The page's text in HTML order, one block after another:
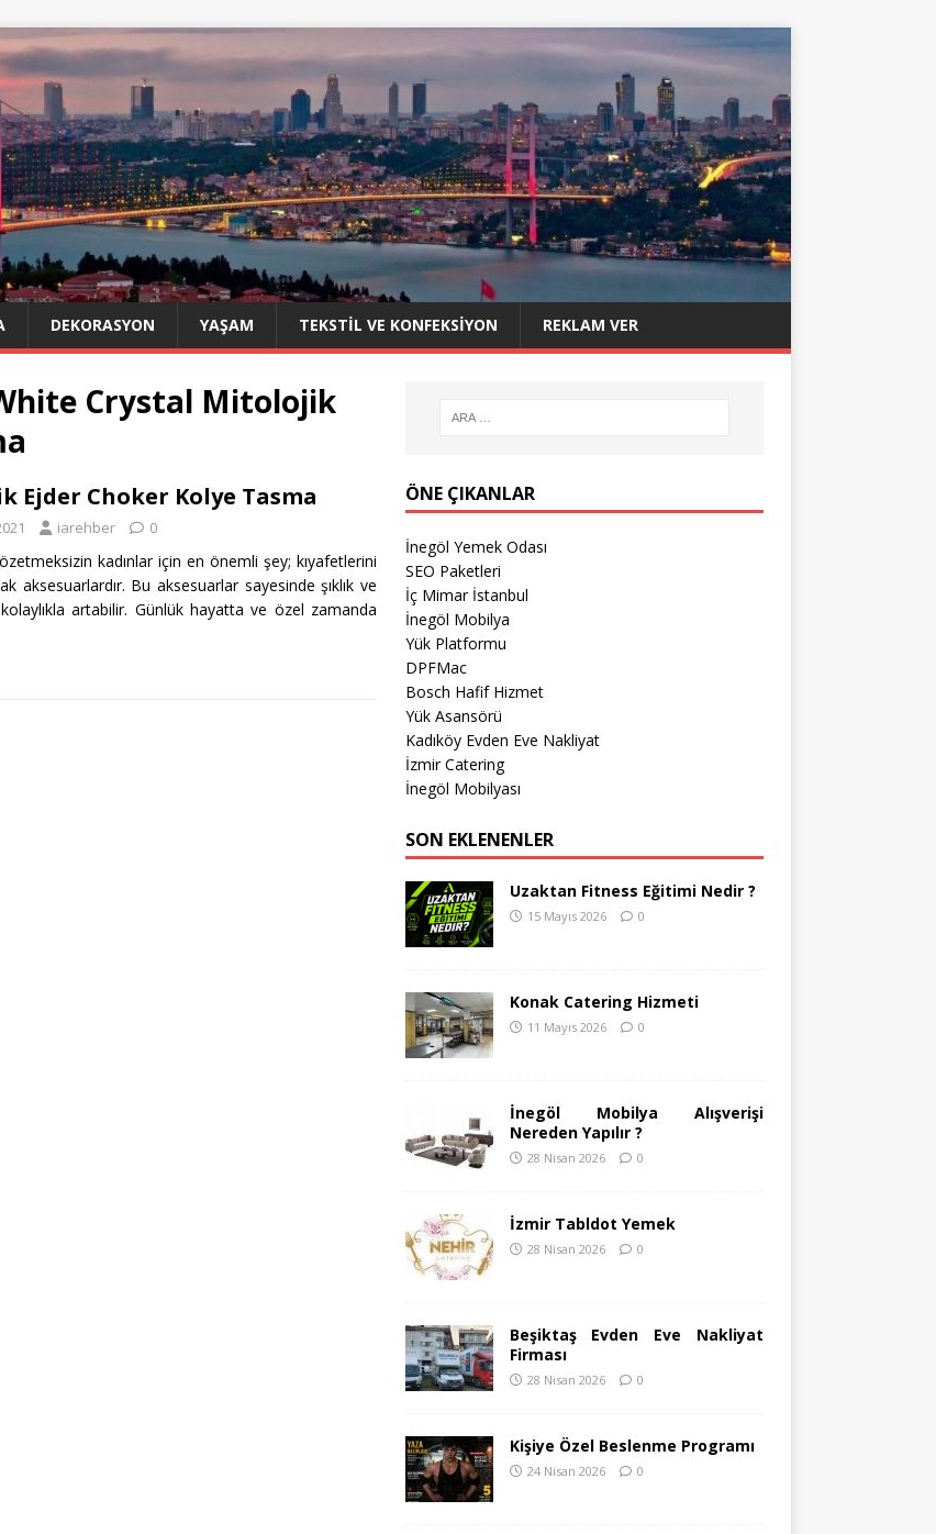
DEKORASYON YAŞAM TEKSTIL VE KONFEKSIYON REKLAM VER
Crystal Mitolojik
Ejder Choker Kolye Tasma
iarehber 0
kadınlar için en önemli şey; kıyafetlerini
aksesuarlardır. Bu aksesuarlar sayesinde şıklık ve
artabilir. Günlük hayatta ve özel zamanda
ÖNE ÇIKANLAR
İnegöl Yemek Odası
SEO Paketleri
İç Mimar İstanbul
İnegöl Mobilya
Yük Platformu
DPFMac
Bosch Hafif Hizmet
Yük Asansörü
Kadıköy Evden Eve Nakliyat
İzmir Catering
İnegöl Mobilyası
SON EKLENENLER
Uzaktan Fitness Eğitimi Nedir ?
15 Mayıs 2026 0
Konak Catering Hizmeti
11 Mayıs 2026 0
İnegöl Mobilya Alışverişi
Nereden Yapılır ?
28 Nisan 2026 0
İzmir Tabldot Yemek
28 Nisan 2026 0
Beşiktaş Evden Eve Nakliyat
Firması
28 Nisan 2026 0
Kişiye Özel Beslenme Programı
24 Nisan 2026 0